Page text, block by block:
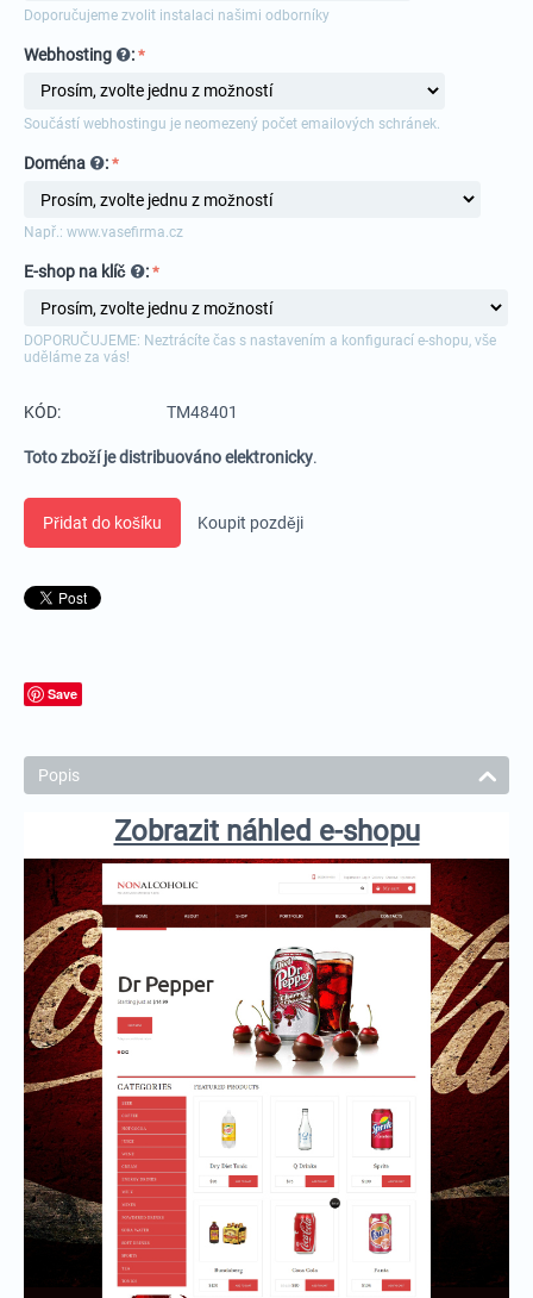
Doporučujeme zvolit instalaci našimi odborníky
Webhosting :
Součástí webhostingu je neomezený počet emailových schránek.
Doména :
Např.: www.vasefirma.cz
E-shop na klíč :
DOPORUČUJEME: Neztrácíte čas s nastavením a konfigurací e-shopu, vše
uděláme za vás!
KÓD: TM48401
Toto zboží je distribuováno elektronicky.
Přidat do košíku Koupit později
Save
Popis
Zobrazit náhled e-shopu